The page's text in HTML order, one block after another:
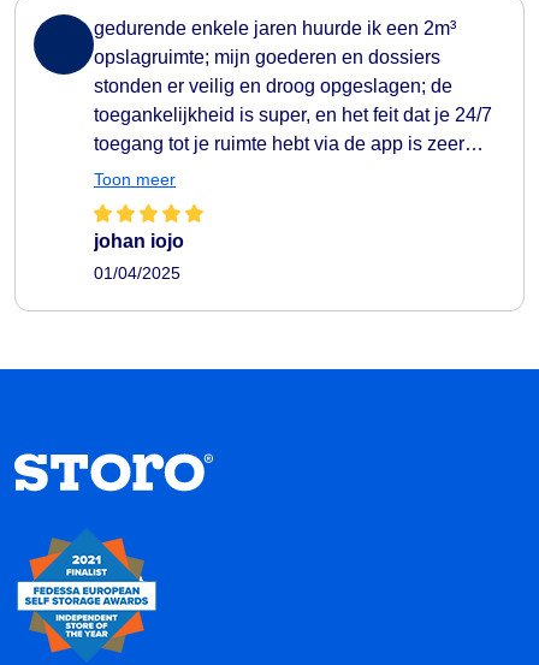
gedurende enkele jaren huurde ik een 2m³
opslagruimte; mijn goederen en dossiers
stonden er veilig en droog opgeslagen; de
toegankelijkheid is super, en het feit dat je 24/7
toegang tot je ruimte hebt via de app is zeer
comfortabel;
Toon meer
johan iojo
01/04/2025